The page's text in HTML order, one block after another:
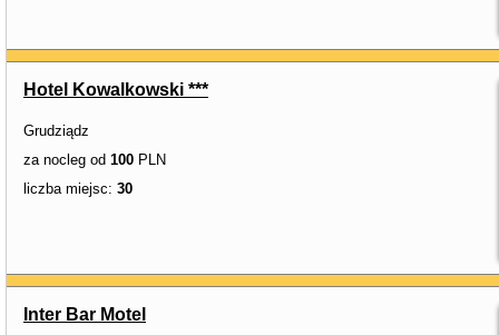
Hotel Kowalkowski ***
Grudziądz
za nocleg od 100 PLN
liczba miejsc: 30
Inter Bar Motel